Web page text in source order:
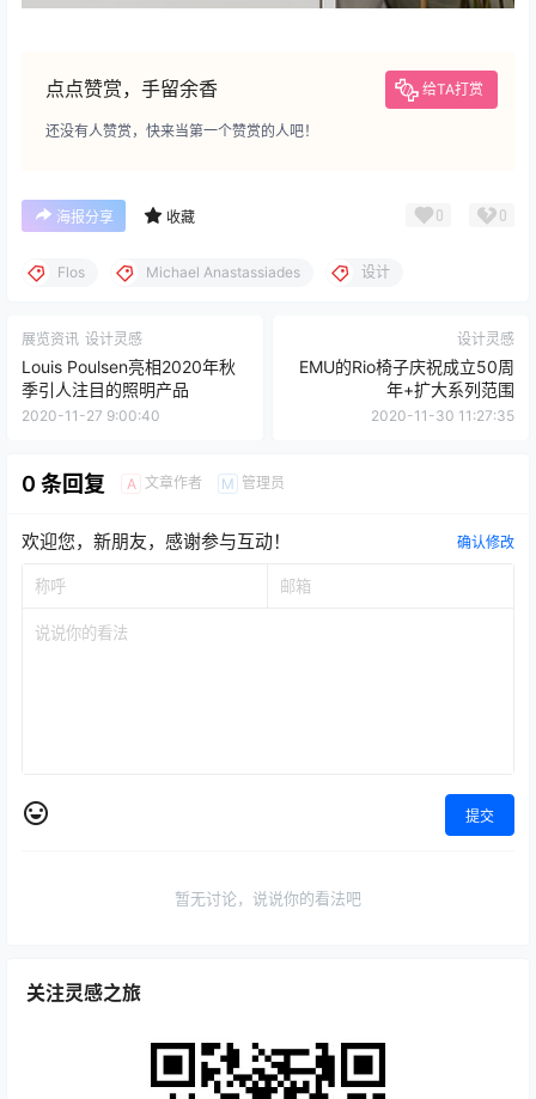
点点赞赏，手留余香 给TA打赏
还没有人赞赏，快来当第一个赞赏的人吧！
海报分享 收藏 0 0
Flos Michael Anastassiades 设计
展览资讯 设计灵感
Louis Poulsen亮相2020年秋
季引人注目的照明产品
2020-11-27 9:00:40
设计灵感
EMU的Rio椅子庆祝成立50周
年+扩大系列范围
2020-11-30 11:27:35
0 条回复 A 文章作者 M 管理员
欢迎您，新朋友，感谢参与互动！ 确认修改
提交
暂无讨论，说说你的看法吧
关注灵感之旅